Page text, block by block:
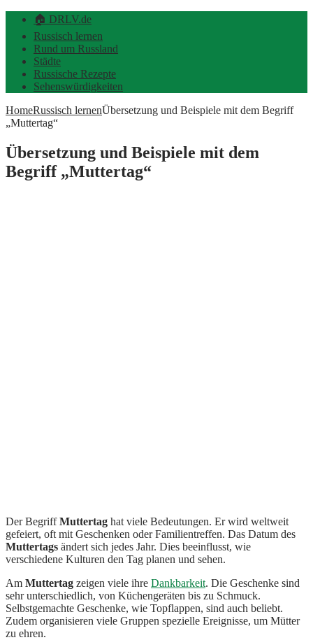
🏠 DRLV.de
Russisch lernen
Rund um Russland
Städte
Russische Rezepte
Sehenswürdigkeiten
HomeRussisch lernenÜbersetzung und Beispiele mit dem Begriff
„Muttertag“
Übersetzung und Beispiele mit dem
Begriff „Muttertag“
Der BegriffMuttertag hat viele Bedeutungen. Er wird weltweit
gefeiert, oft mit Geschenken oder Familientreffen. Das Datum des
Muttertags ändert sich jedes Jahr. Dies beeinflusst, wie
verschiedene Kulturen den Tag planen und sehen.
Am Muttertag zeigen viele ihre Dankbarkeit. Die Geschenke sind
sehr unterschiedlich, von Küchengeräten bis zu Schmuck.
Selbstgemachte Geschenke, wie Topflappen, sind auch beliebt.
Zudem organisieren viele Gruppen spezielle Ereignisse, um Mütter
zu ehren.